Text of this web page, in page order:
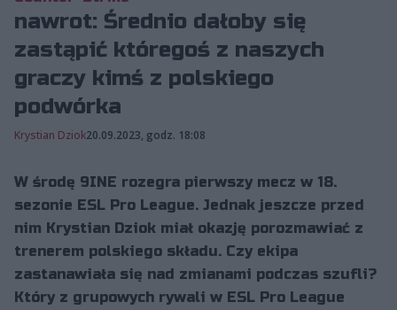
nawrot: Średnio dałoby się
zastąpić któregoś z naszych
graczy kimś z polskiego
podwórka
Krystian Dziok20.09.2023, godz. 18:08
W środę 9INE rozegra pierwszy mecz w 18.
sezonie ESL Pro League. Jednak jeszcze przed
nim Krystian Dziok miał okazję porozmawiać z
trenerem polskiego składu. Czy ekipa
zastanawiała się nad zmianami podczas szufli?
Który z grupowych rywali w ESL Pro League